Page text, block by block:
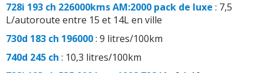
728i 193 ch 226000kms AM:2000 pack de luxe : 7,5
L/autoroute entre 15 et 14L en ville
730d 183 ch 196000: 9 litres/100km
740d 245 ch : 10,3 litres/100km